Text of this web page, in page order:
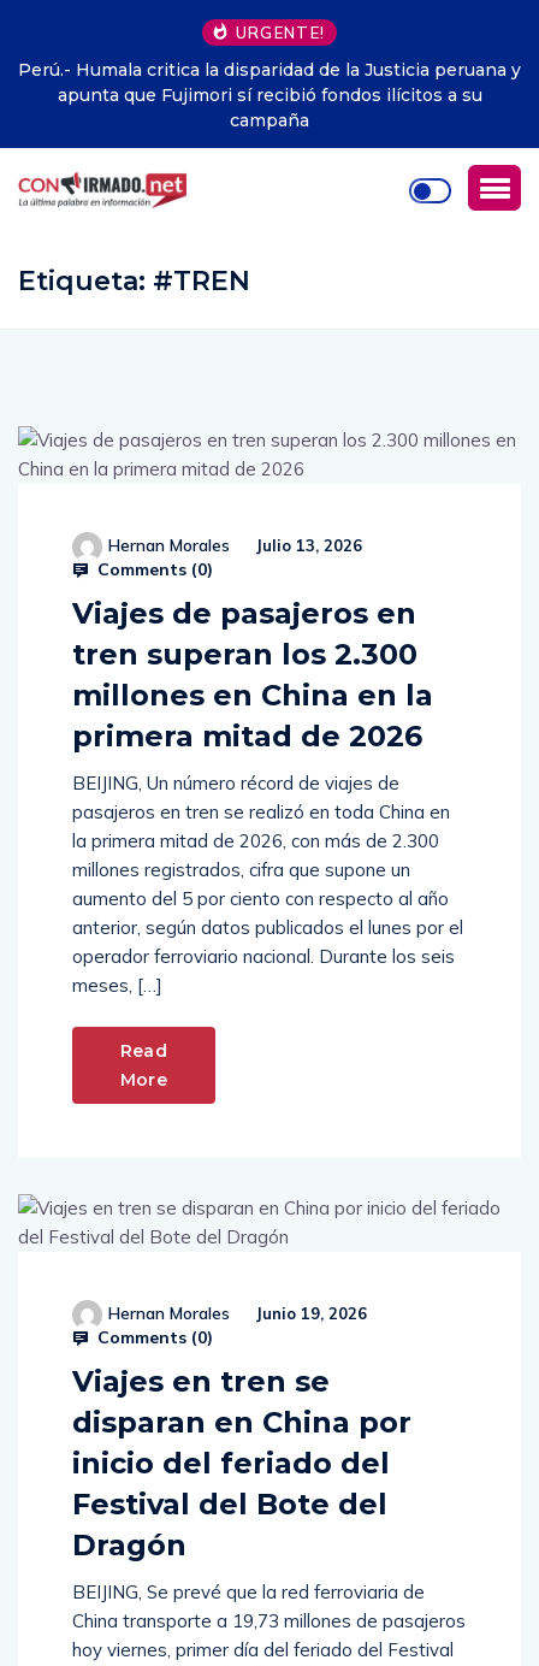
URGENTE!
Perú.- Humala critica la disparidad de la Justicia peruana y
apunta que Fujimori sí recibió fondos ilícitos a su
campaña
Etiqueta: #TREN
Hernan Morales Julio 13, 2026
Comments (0)
Viajes de pasajeros en
tren superan los 2.300
millones en China en la
primera mitad de 2026
BEIJING, Un número récord de viajes de
pasajeros en tren se realizó en toda China en
la primera mitad de 2026, con más de 2.300
millones registrados, cifra que supone un
aumento del 5 por ciento con respecto al año
anterior, según datos publicados el lunes por el
operador ferroviario nacional. Durante los seis
meses, […]
Read
More
Hernan Morales Junio 19, 2026
Comments (0)
Viajes en tren se
disparan en China por
inicio del feriado del
Festival del Bote del
Dragón
BEIJING, Se prevé que la red ferroviaria de
China transporte a 19,73 millones de pasajeros
hoy viernes, primer día del feriado del Festival